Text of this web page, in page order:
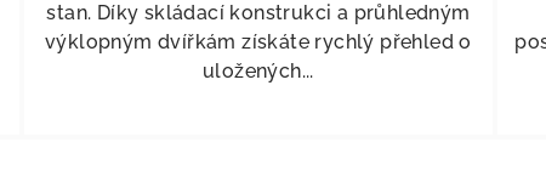
stan. Díky skládací konstrukci a průhledným
výklopným dvířkám získáte rychlý přehled o
uložených...